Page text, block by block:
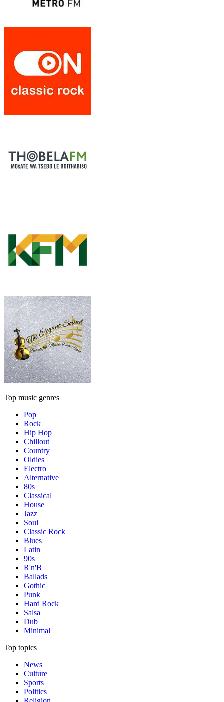
Top music genres
Pop
Rock
Hip Hop
Chillout
Country
Oldies
Electro
Alternative
80s
Classical
House
Jazz
Soul
Classic Rock
Blues
Latin
90s
R'n'B
Ballads
Gothic
Punk
Hard Rock
Salsa
Dub
Minimal
Top topics
News
Culture
Sports
Politics